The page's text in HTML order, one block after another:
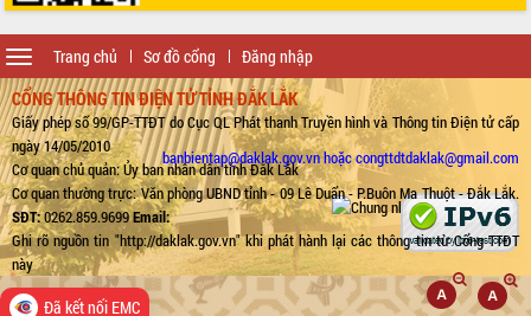
Trang chủ Sơ đồ cổng Đăng nhập
Toggle
navigation
CỔNG THÔNG TIN ĐIỆN TỬ TỈNH ĐẮK LẮK
Giấy phép số 99/GP-TTĐT do Cục QL Phát thanh Truyền hình và Thông tin Điện tử cấp
ngày 14/05/2010
Cơ quan chủ quản: Ủy ban nhân dân tỉnh Đắk Lắk
Cơ quan thường trực: Văn phòng UBND tỉnh - 09 Lê Duẩn - P.Buôn Ma Thuột - Đắk Lắk.
SĐT:0262.859.9699Email:
banbientap@daklak.gov.vn hoặc congttdtdaklak@gmail.com
Ghi rõ nguồn tin "http://daklak.gov.vn" khi phát hành lại các thông tin từ Cổng TTĐT
này
Đã kết nối EMC